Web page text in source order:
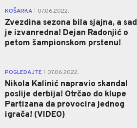
KOŠARKA 07.06.2022.
Zvezdina sezona bila sjajna, a sad
je izvanredna! Dejan Radonjić o
petom šampionskom prstenu!
POGLEDAJTE 07.06.2022.
Nikola Kalinić napravio skandal
poslije derbija! Otrčao do klupe
Partizana da provocira jednog
igrača! (VIDEO)